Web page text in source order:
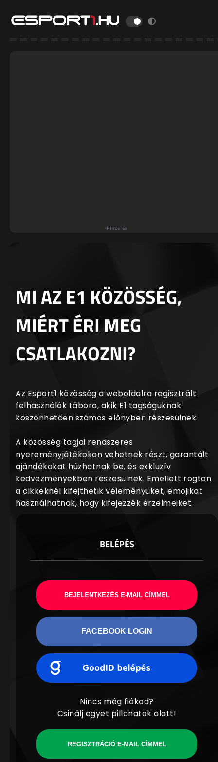
MI AZ E1 KÖZÖSSÉG,
MIÉRT ÉRI MEG
CSATLAKOZNI?
Az Esport1 közösség a weboldalra regisztrált
felhasználók tábora, akik E1 tagságuknak
köszönhetően számos előnyben részesülnek.
A közösség tagjai rendszeres
nyereményjátékokon vehetnek részt, garantált
ajándékokat húzhatnak be, és exkluzív
kedvezményekben részesülnek. Emellett rögtön
a cikkeknél kifejthetik véleményüket, emojikat
használhatnak, hogy kifejezzék érzelmeiket.
BELÉPÉS
BEJELENTKEZÉS E-MAIL CÍMMEL
FACEBOOK LOGIN
Nincs még fiókod?
Csinálj egyet pillanatok alatt!
REGISZTRÁCIÓ E-MAIL CÍMMEL